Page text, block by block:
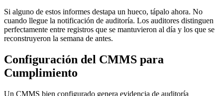
Si alguno de estos informes destapa un hueco, tápalo ahora. No
cuando llegue la notificación de auditoría. Los auditores distinguen
perfectamente entre registros que se mantuvieron al día y los que se
reconstruyeron la semana de antes.
Configuración del CMMS para
Cumplimiento
Un CMMS bien configurado genera evidencia de auditoría